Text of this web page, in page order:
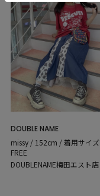
DOUBLE NAME
missy / 152cm / 着用サイズ
FREE
DOUBLENAME梅田エスト店